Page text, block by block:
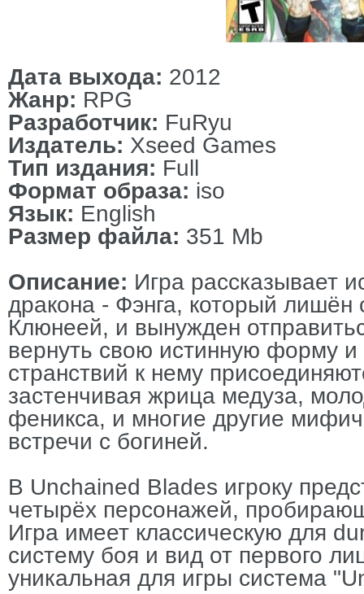
Дата выхода: 2012
Жанр: RPG
Разработчик: FuRyu
Издатель: Xseed Games
Тип издания: Full
Формат образа: iso
Язык: English
Размер файла: 351 Mb
Описание: Игра рассказывает
дракона - Фэнга, который лишён
Клюнеей, и вынужден
вернуть свою истинную форму
странствий к нему
застенчивая жрица медуза,
феникса, и многие другие
встречи с богиней.
В Unchained Blades игроку
четырёх персонажей,
Игра имеет классическую для
систему боя и вид от первого
уникальная для игры система